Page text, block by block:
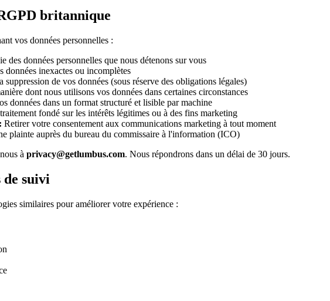
britannique
vos données personnelles :
des données personnelles que nous détenons sur vous
données inexactes ou incomplètes
suppression de vos données (sous réserve des obligations légales)
dont nous utilisons vos données dans certaines circonstances
données dans un format structuré et lisible par machine
fondé sur les intérêts légitimes ou à des fins marketing
Retirer votre consentement aux communications marketing à tout moment
plainte auprès du bureau du commissaire à l'information (ICO)
à privacy@getlumbus.com. Nous répondrons dans un délai de 30 jours.
de suivi
similaires pour améliorer votre expérience :